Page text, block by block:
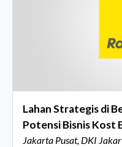
Lahan Strategis di
Potensi Bisnis Kost
Jakarta Pusat, DKI